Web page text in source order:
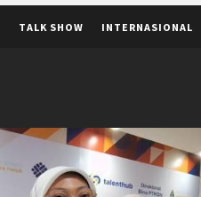
TALK SHOW INTERNASIONAL